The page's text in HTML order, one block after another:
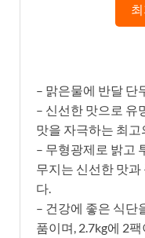
– 맑은물에 반달 단
– 신선한 맛으로 유
맛을 자극하는 최고
– 무형광제로 밝고
무지는 신선한 맛
다.
– 건강에 좋은 식단
품이며, 2.7kg에 2